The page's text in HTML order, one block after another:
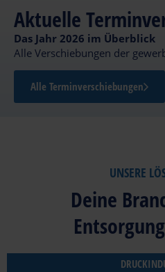
Leistungen und
Service
ENTSORGEN
MIT
richtige Entsorgung
Service
INDIVIDUELLE
KOMPLETTLÖSUNGEN
Fußabdruck verbessern und
zeitgleich deine Entsorgung
Aktuelle
Das Jahr 2026 im Überblick
Alle Verschiebungen der
Alle Terminverschiebungen
UNSERE
Deine